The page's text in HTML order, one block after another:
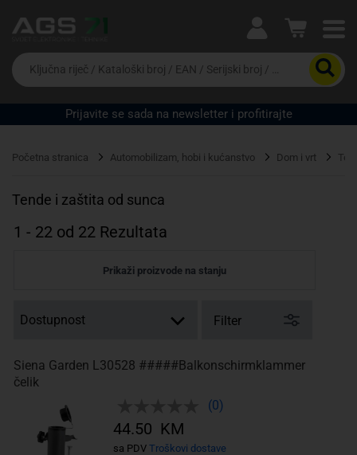
Ova postavka prilagođava asortiman proizvoda i
cijene vašim potrebama.
Da
biste
potražili
proizvod,
unesite
riječ,
EAN
serijski
Prijavite se sada na newsletter i profitirajte
Početna stranica Automobilizam, hobi i kućanstvo Dom i vrt
Tende i zaštita od sunca
1 - 22 od 22 Rezultata
Prikaži proizvode na stanju
Filter
Siena Garden L30528 #####Balkonschirmklammer
čelik
(0)
44.50 KM
sa PDV Troškovi dostave